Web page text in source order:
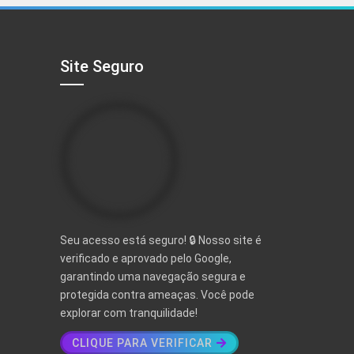
Site Seguro
Seu acesso está seguro! 🔒 Nosso site é
verificado e aprovado pelo Google,
garantindo uma navegação segura e
protegida contra ameaças. Você pode
explorar com tranquilidade!
CLIQUE PARA VERIFICAR